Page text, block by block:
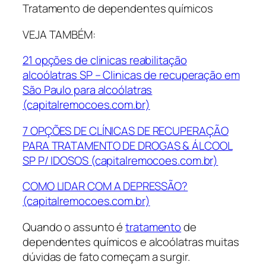
Tratamento de dependentes químicos
VEJA TAMBÉM:
21 opções de clinicas reabilitação
alcoólatras SP – Clinicas de recuperação em
São Paulo para alcoólatras
(capitalremocoes.com.br)
7 OPÇÕES DE CLÍNICAS DE RECUPERAÇÃO
PARA TRATAMENTO DE DROGAS & ÁLCOOL
SP P/ IDOSOS (capitalremocoes.com.br)
COMO LIDAR COM A DEPRESSÃO?
(capitalremocoes.com.br)
Quando o assunto étratamentode
dependentes químicos e alcoólatras muitas
dúvidas de fato começam a surgir.